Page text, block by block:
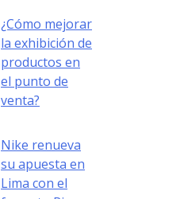
¿Cómo mejorar
la exhibición de
productos en
el punto de
venta?
Nike renueva
su apuesta en
Lima con el